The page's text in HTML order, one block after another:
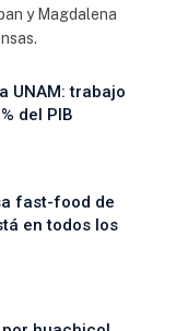
y Magdalena
UNAM: trabajo
del PIB
fast-food de
en todos los